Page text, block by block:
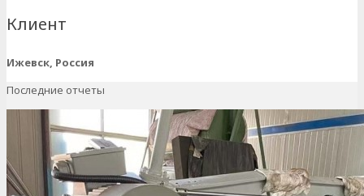
Клиент
Ижевск, Россия
Последние отчеты